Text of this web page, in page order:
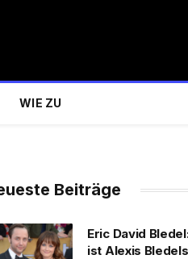
WIE ZU
Beiträge
Eric David
ist Alexis Bledels